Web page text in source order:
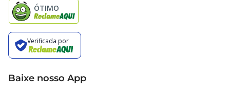
Baixe nosso App